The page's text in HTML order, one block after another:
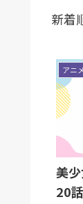
新着
アニ
美
20話